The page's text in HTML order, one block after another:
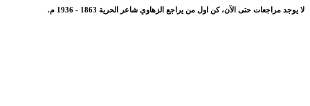
لا يوجد مراجعات حتى الآن، كن اول من يراجع الزهاوي شاعر الحرية 1863 - 1936 م.